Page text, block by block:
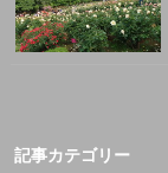
記事カテゴリー